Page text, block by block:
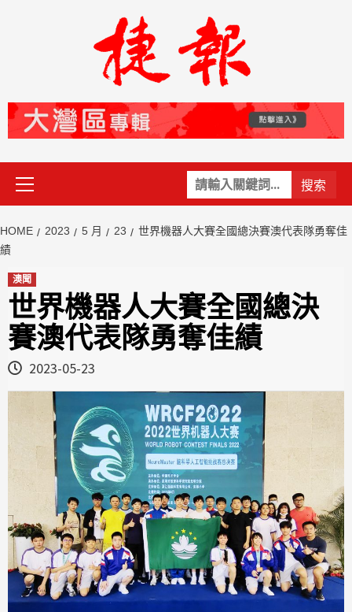
關
鍵
Primary
Menu
HOME 2023 5 月 23
世界機器人大賽全國總決賽澳代表隊勇奪佳
績
澳聞
世界機器人大賽全國總決
賽澳代表隊勇奪佳績
2023-05-23